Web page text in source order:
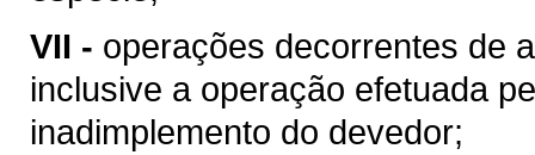
VII - operações decorrentes de
inclusive a operação efetuada
inadimplemento do devedor;